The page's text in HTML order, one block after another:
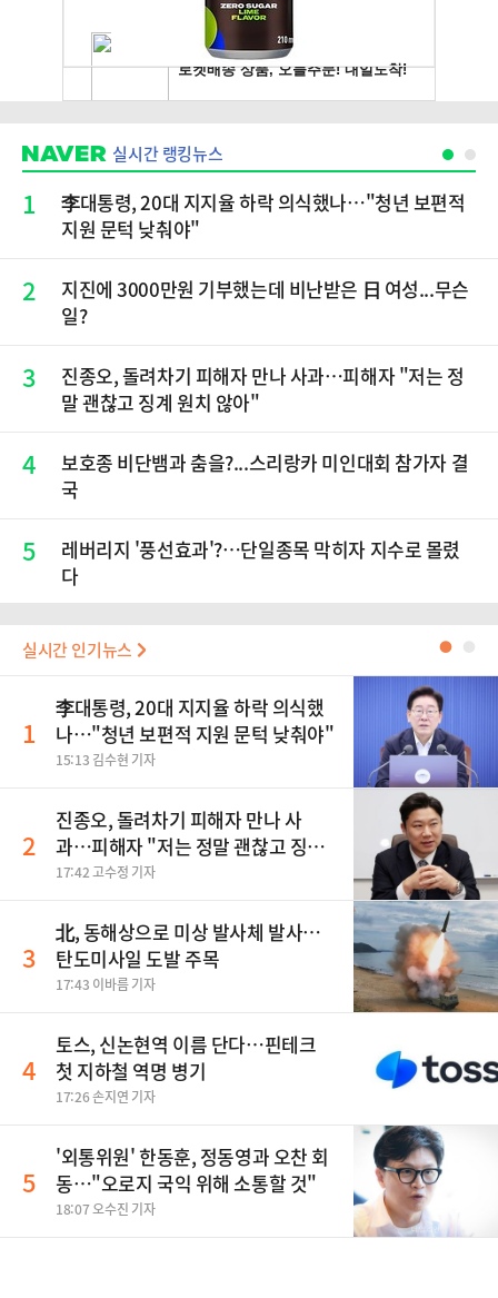
실시간 랭킹뉴스
1
李대통령, 20대 지지율 하락 의식했나…"청년 보편적
지원 문턱 낮춰야"
2
지진에 3000만원 기부했는데 비난받은 日 여성...무슨
일?
3
진종오, 돌려차기 피해자 만나 사과…피해자 "저는 정
말 괜찮고 징계 원치 않아"
4
보호종 비단뱀과 춤을?...스리랑카 미인대회 참가자 결
국
5
레버리지 '풍선효과'?…단일종목 막히자 지수로 몰렸
다
실시간 인기뉴스 ●
1
李대통령, 20대 지지율 하락 의식했
나…"청년 보편적 지원 문턱 낮춰야"
15:13 김수현 기자
2
진종오, 돌려차기 피해자 만나 사
과…피해자 "저는 정말 괜찮고 징계
원치 않아"
17:42 고수정 기자
3
北, 동해상으로 미상 발사체 발사…
탄도미사일 도발 주목
17:43 이바름 기자
4
토스, 신논현역 이름 단다…핀테크
첫 지하철 역명 병기
17:26 손지연 기자
5
'외통위원' 한동훈, 정동영과 오찬 회
동…"오로지 국익 위해 소통할 것"
18:07 오수진 기자